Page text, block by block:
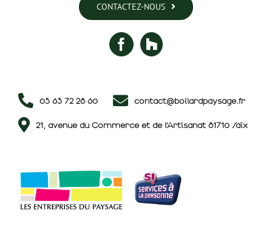
CONTACTEZ-NOUS
05 63 72 28 60 contact@bollardpaysage.fr
21, avenue du Commerce et de l’Artisanat 81710 Saïx